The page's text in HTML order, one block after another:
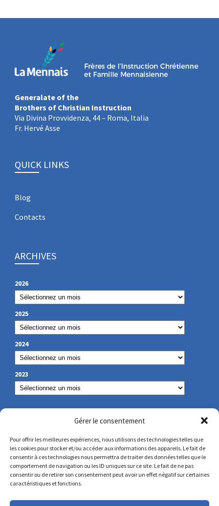
Gérer le consentement
Pour offrir les meilleures expériences, nous utilisons des technologies telles que
les cookies pour stocker et/ou accéder aux informations des appareils. Le fait de
consentir à ces technologies nous permettra de traiter des données telles que le
comportement de navigation ou les ID uniques sur ce site. Le fait de ne pas
consentir ou de retirer son consentement peut avoir un effet négatif sur certaines
caractéristiques et fonctions.
Generalate of the
Brothers of Christian Instruction
Via Divina Provvidenza, 44 – Roma, Italia
Fr. Hervé Asse
QUICK LINKS
Blog
Contacts
ARCHIVES
2026
2025
2024
2023
OUR CONTACT
secretariat@lamennais.org
protectionenfance@lamennais.org